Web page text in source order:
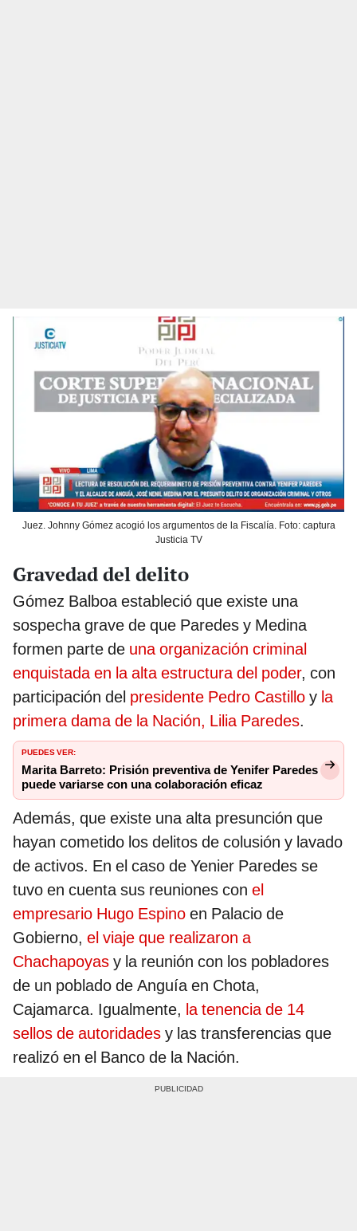
Juez. Johnny Gómez acogió los argumentos de la Fiscalía. Foto: captura
Justicia TV
Gravedad del delito
Gómez Balboa estableció que existe una
sospecha grave de que Paredes y Medina
formen parte de una organización criminal
enquistada en la alta estructura del poder, con
participación del presidente Pedro Castillo y la
primera dama de la Nación, Lilia Paredes.
PUEDES VER:
Marita Barreto: Prisión preventiva de Yenifer Paredes
puede variarse con una colaboración eficaz
Además, que existe una alta presunción que
hayan cometido los delitos de colusión y lavado
de activos. En el caso de Yenier Paredes se
tuvo en cuenta sus reuniones con el
empresario Hugo Espino en Palacio de
Gobierno, el viaje que realizaron a
Chachapoyas y la reunión con los pobladores
de un poblado de Anguía en Chota,
Cajamarca. Igualmente, la tenencia de 14
sellos de autoridades y las transferencias que
realizó en el Banco de la Nación.